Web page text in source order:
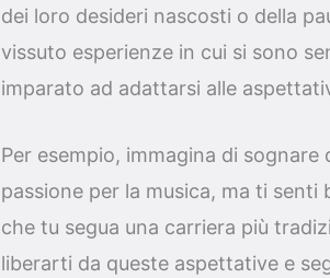
dei loro desideri nascosti o della
vissuto esperienze in cui si sono
imparato ad adattarsi alle
Per esempio, immagina di
passione per la musica, ma ti
che tu segua una carriera più
liberarti da queste aspettative e